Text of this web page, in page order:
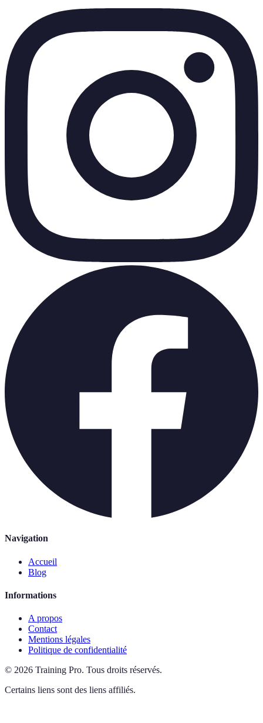
Navigation
Accueil
Blog
Informations
A propos
Contact
Mentions légales
Politique de confidentialité
© 2026 Training Pro. Tous droits réservés.
Certains liens sont des liens affiliés.